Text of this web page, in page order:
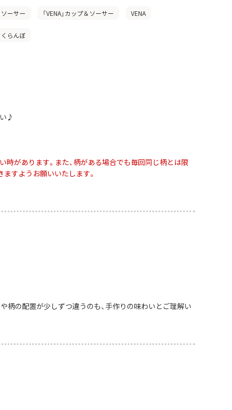
ーサー 「VENA」カップ＆ソーサー VENA
らんぼ
♪
時があります。また、柄がある場合でも毎回同じ柄とは限
すようお願いいたします。
柄の配置が少しずつ違うのも、手作りの味わいとご理解い